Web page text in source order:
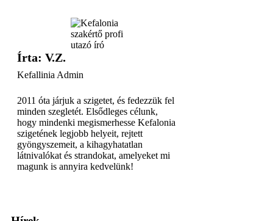
Írta: V.Z.
Kefallinia Admin
2011 óta járjuk a szigetet, és fedezzük fel
minden szegletét. Elsődleges célunk,
hogy mindenki megismerhesse Kefalonia
szigetének legjobb helyeit, rejtett
gyöngyszemeit, a kihagyhatatlan
látnivalókat és strandokat, amelyeket mi
magunk is annyira kedvelünk!